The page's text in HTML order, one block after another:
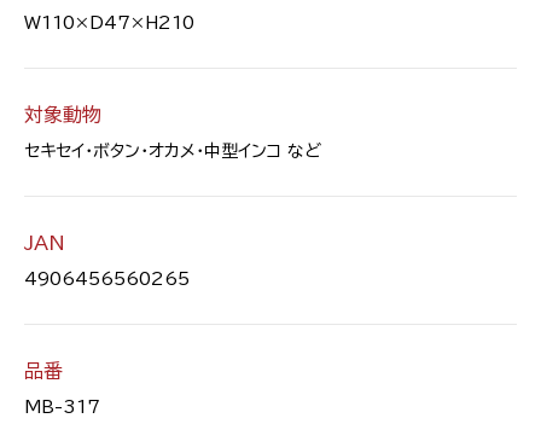
W110×D47×H210
対象動物
セキセイ・ボタン・オカメ・中型インコ など
JAN
4906456560265
品番
MB-317